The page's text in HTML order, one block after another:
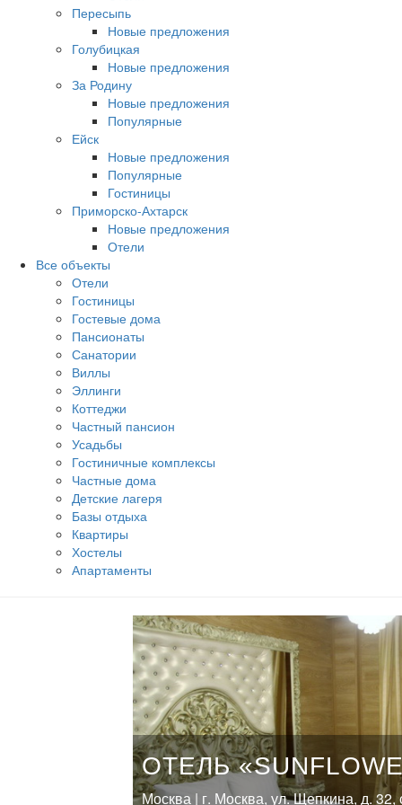
Пересыпь
Новые предложения
Голубицкая
Новые предложения
За Родину
Новые предложения
Популярные
Ейск
Новые предложения
Популярные
Гостиницы
Приморско-Ахтарск
Новые предложения
Отели
Все объекты
Отели
Гостиницы
Гостевые дома
Пансионаты
Санатории
Виллы
Эллинги
Коттеджи
Частный пансион
Усадьбы
Гостиничные комплексы
Частные дома
Детские лагеря
Базы отдыха
Квартиры
Хостелы
Апартаменты
ОТЕЛЬ
Москва | г. Москва, ул. Щепкина, д. 32,